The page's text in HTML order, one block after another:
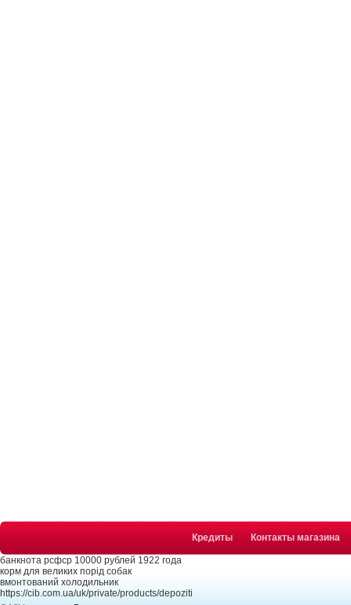
Кредиты Контакты магазина
банкнота рсфср 10000 рублей 1922 года
корм для великих порід собак
вмонтований холодильник
https://cib.com.ua/uk/private/products/depoziti